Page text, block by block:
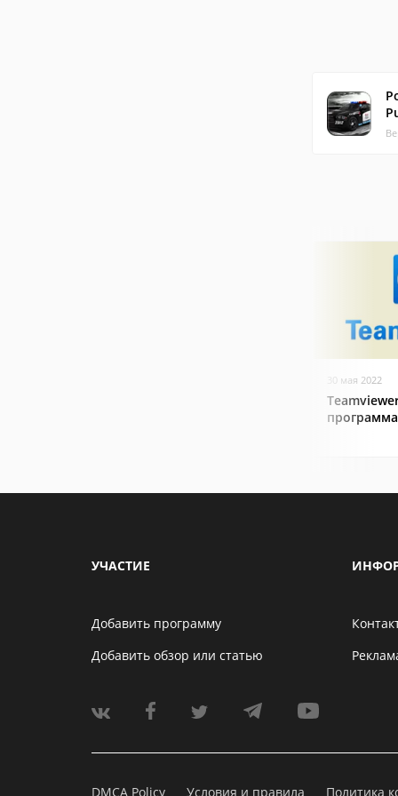
30 мая 2022
программа
УЧАСТИЕ
Добавить программу
Добавить обзор или статью
DMCA Policy Условия и правила Политика